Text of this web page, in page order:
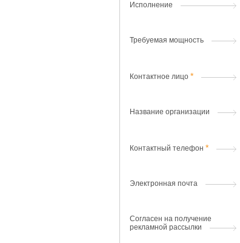
Исполнение
Требуемая мощность
Контактное лицо
Название организации
Контактный телефон
Электронная почта
Согласен на получение
рекламной рассылки